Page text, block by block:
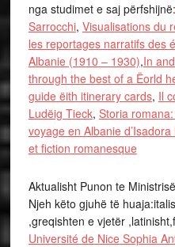
nga studimet e saj përfshijnë:
Sarrocchi, Visualisations du
les reportages narratifs des
Albanie (1910 – 1930),In
through the best of a Ëorld
guide ëith itinerary cards, Il
Ludëig Tieck, Storia
voyage en Albanie
et fiction romanesque
Aktualisht Punon te
Njeh këto gjuhë të
,greqishten e vjetër
Université de Nice Sophia